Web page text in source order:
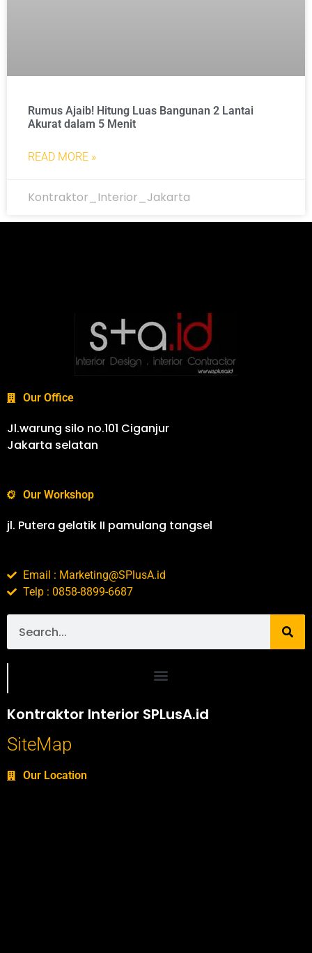
Rumus Ajaib! Hitung Luas Bangunan 2 Lantai
Akurat dalam 5 Menit
READ MORE »
Kontraktor_Interior_Jakarta
Our Office
Jl.warung silo no.101 Ciganjur
Jakarta selatan
Our Workshop
jl. Putera gelatik II pamulang tangsel
Email : Marketing@SPlusA.id
Telp : 0858-8899-6687
Kontraktor Interior SPLusA.id
SiteMap
Our Location